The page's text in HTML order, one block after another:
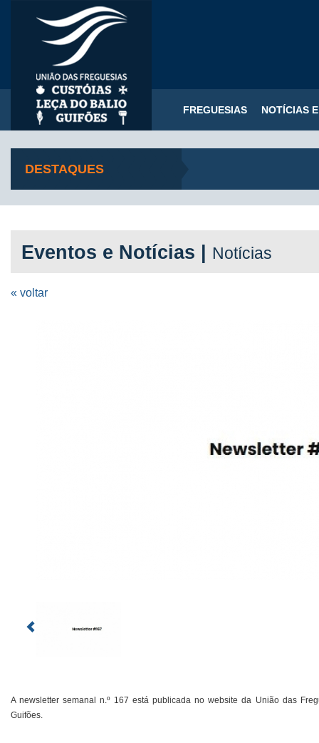
FREGUESIAS NOTÍCIAS
DESTAQUES
Eventos e Notícias | Notícias
« voltar
A newsletter semanal n.º 167 está publicada no website da União das
Guifões.